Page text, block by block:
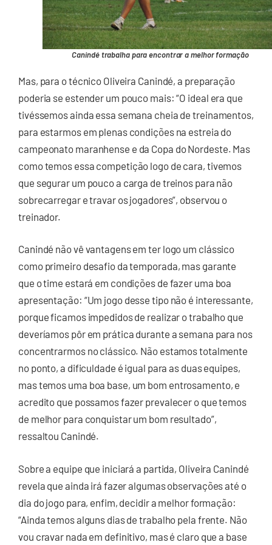
Canindé trabalha para encontrar a melhor formação
Mas, para o técnico Oliveira Canindé, a preparação
poderia se estender um pouco mais: “O ideal era que
tivéssemos ainda essa semana cheia de treinamentos,
para estarmos em plenas condições na estreia do
campeonato maranhense e da Copa do Nordeste. Mas
como temos essa competição logo de cara, tivemos
que segurar um pouco a carga de treinos para não
sobrecarregar e travar os jogadores”, observou o
treinador.
Canindé não vê vantagens em ter logo um clássico
como primeiro desafio da temporada, mas garante
que o time estará em condições de fazer uma boa
apresentação: “Um jogo desse tipo não é interessante,
porque ficamos impedidos de realizar o trabalho que
deveríamos pôr em prática durante a semana para nos
concentrarmos no clássico. Não estamos totalmente
no ponto, a dificuldade é igual para as duas equipes,
mas temos uma boa base, um bom entrosamento, e
acredito que possamos fazer prevalecer o que temos
de melhor para conquistar um bom resultado”,
ressaltou Canindé.
Sobre a equipe que iniciará a partida, Oliveira Canindé
revela que ainda irá fazer algumas observações até o
dia do jogo para, enfim, decidir a melhor formação:
“Ainda temos alguns dias de trabalho pela frente. Não
vou cravar nada em definitivo, mas é claro que a base